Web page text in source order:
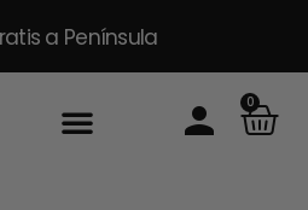
a Península
0